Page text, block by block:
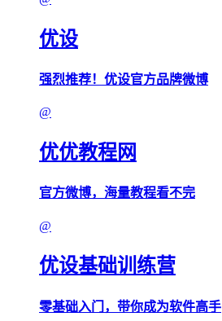
优设
强烈推荐！优设官方品牌微博
@
优优教程网
官方微博，海量教程看不完
@
优设基础训练营
零基础入门，带你成为软件高手